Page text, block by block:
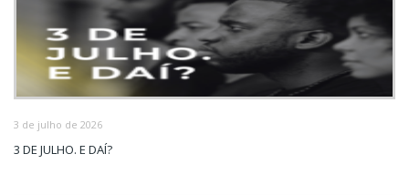
3 de julho de 2026
3 DE JULHO. E DAÍ?